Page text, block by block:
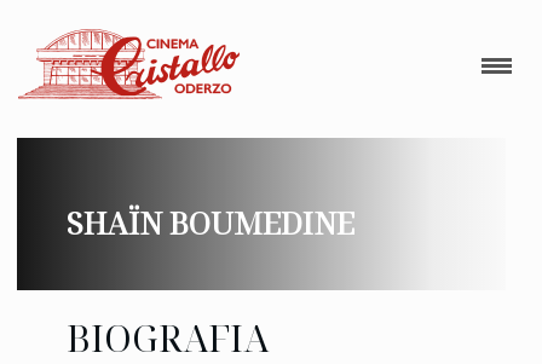
SHAÏN BOUMEDINE
BIOGRAFIA